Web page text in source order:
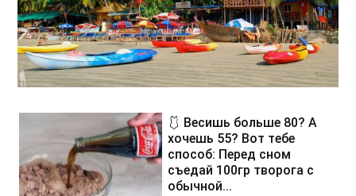
🩱 Весишь больше 80? А
хочешь 55? Вот тебе
способ: Перед сном
съедай 100гр творога с
обычной...